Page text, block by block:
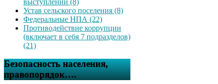
Устав сельского поселения (8)
Федеральные НПА (22)
Противодействие коррупции
(включает в себя 7 подразделов)
(21)
Безопасность населения,
правопорядок….